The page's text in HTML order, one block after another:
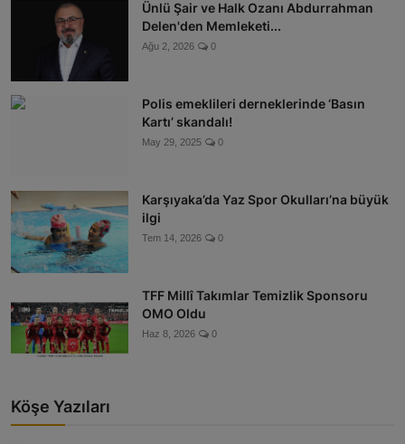
Ünlü Şair ve Halk Ozanı Abdurrahman
Delen'den Memleketi...
Ağu 2, 2026 0
Polis emeklileri derneklerinde ‘Basın
Kartı’ skandalı!
May 29, 2025 0
Karşıyaka’da Yaz Spor Okulları’na büyük
ilgi
Tem 14, 2026 0
TFF Millî Takımlar Temizlik Sponsoru
OMO Oldu
Haz 8, 2026 0
Köşe Yazıları